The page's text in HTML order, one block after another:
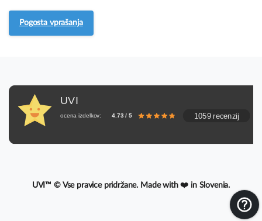
Pogosta vprašanja
UVI
ocena izdelkov: 4.73 / 5 1059 recenzij
UVI™ © Vse pravice pridržane. Made with ❤️ in Slovenia.
UVI, Brnčičeva ulica 13,
1231 Ljubljana Črnuče (pisarna 44)
+386 70 388 288